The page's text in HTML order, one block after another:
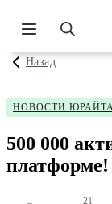
Назад
НОВОСТИ
500 000
платформе!
21